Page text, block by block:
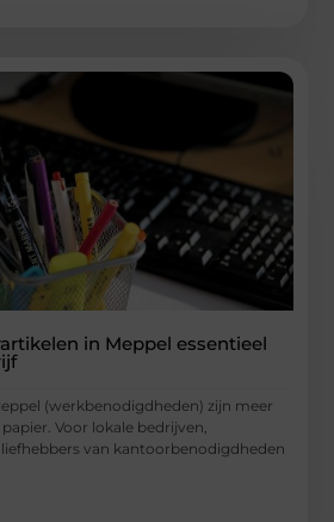
in Meppel essentieel
(werkbenodigdheden) zijn meer
Voor lokale bedrijven,
van kantoorbenodigdheden